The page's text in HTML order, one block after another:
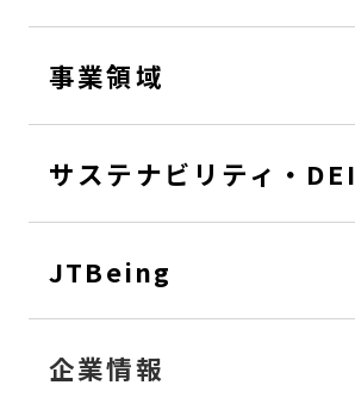
事業領域
サステナビリティ・
JTBeing
企業情報